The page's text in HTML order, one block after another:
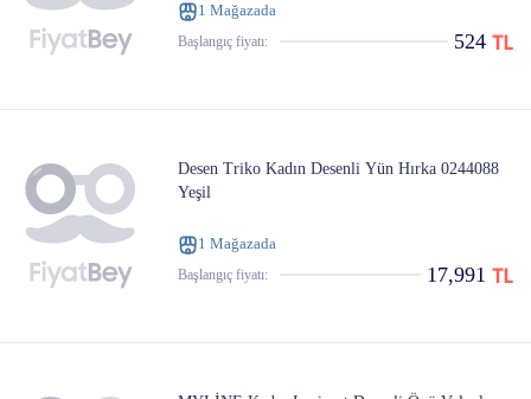
1 Mağazada
Başlangıç ​​fiyatı: 524
Desen Triko Kadın Desenli Yün Hırka 0244088
Yeşil
1 Mağazada
Başlangıç ​​fiyatı: 17,991